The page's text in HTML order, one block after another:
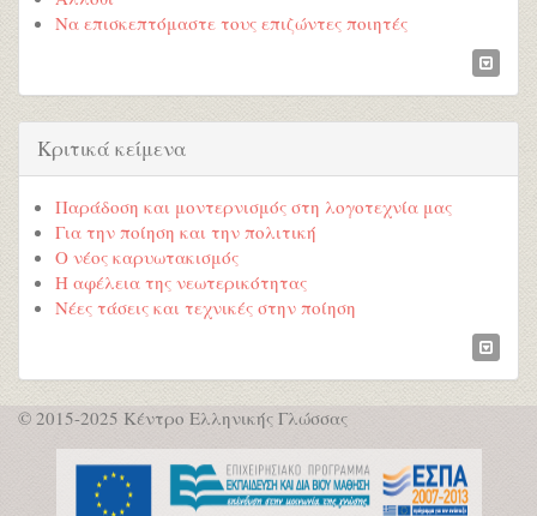
Να επισκεπτόμαστε τους επιζώντες ποιητές
Κριτικά κείμενα
Παράδοση και μοντερνισμός στη λογοτεχνία μας
Για την ποίηση και την πολιτική
Ο νέος καρυωτακισμός
Η αφέλεια της νεωτερικότητας
Νέες τάσεις και τεχνικές στην ποίηση
© 2015-2025 Κέντρο Ελληνικής Γλώσσας